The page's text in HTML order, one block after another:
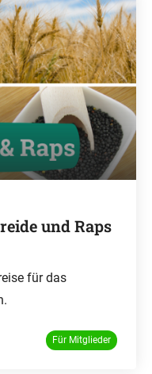
und Raps
für das
Für Mitglieder